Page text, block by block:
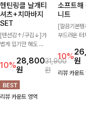
헨틴링클 날개티
셔츠+치마바지
SET
[텐션감↑/구김↓]가
볍게 입기만 해도 코
아이템으로, 자연스럽
게 퍼지는 프릴 날개
소매가 우아한 포인트
를 더해드립니다💕
잔잔한 링클 텍스처
10%28,800
원
31,900
원
리뷰 카운트 영역
소프트해
니트
[깔끔기본
부드러운 터
로 매일 손
체제작 니트
자연스럽게
10%원
리뷰 카운트